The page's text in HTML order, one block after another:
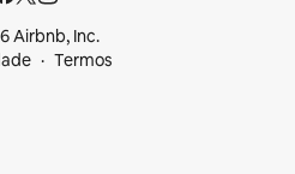
Airbnb, Inc.
Termos